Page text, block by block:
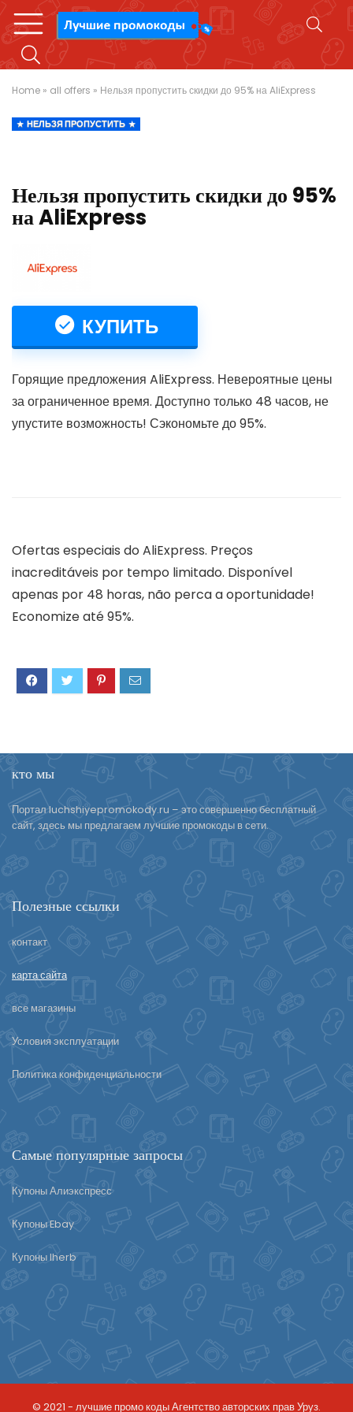
Home » all offers » Нельзя пропустить скидки до 95% на AliExpress
НЕЛЬЗЯ ПРОПУСТИТЬ
Нельзя пропустить скидки до 95%
на AliExpress
КУПИТЬ
Горящие предложения AliExpress. Невероятные цены
за ограниченное время. Доступно только 48 часов, не
упустите возможность! Сэкономьте до 95%.
Ofertas especiais do AliExpress. Preços
inacreditáveis ​​por tempo limitado. Disponível
apenas por 48 horas, não perca a oportunidade!
Economize até 95%.
кто мы
Портал luchshiyepromokody.ru – это совершенно бесплатный
сайт, здесь мы предлагаем лучшие промокоды в сети.
Полезные ссылки
контакт
карта сайта
все магазины
Условия эксплуатации
Политика конфиденциальности
Самые популярные запросы
Купоны Алиэкспресс
Купоны Ebay
Купоны Iherb
© 2021 - лучшие промо кодыАгентство авторских прав Уруз.